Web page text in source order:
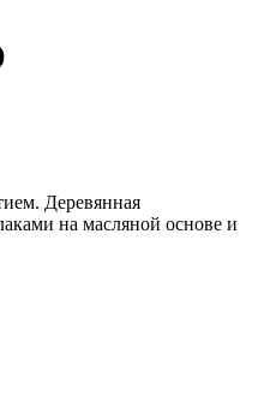
Деревянная
на масляной основе и